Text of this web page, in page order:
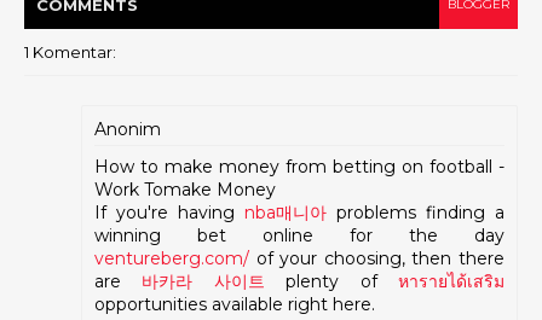
COMMENTS BLOGGER
1 Komentar:
Anonim
How to make money from betting on football -
Work Tomake Money
If you're having nba매니아 problems finding a
winning bet online for the day
ventureberg.com/ of your choosing, then there
are 바카라 사이트 plenty ofหารายได้เสริม
opportunities available right here.